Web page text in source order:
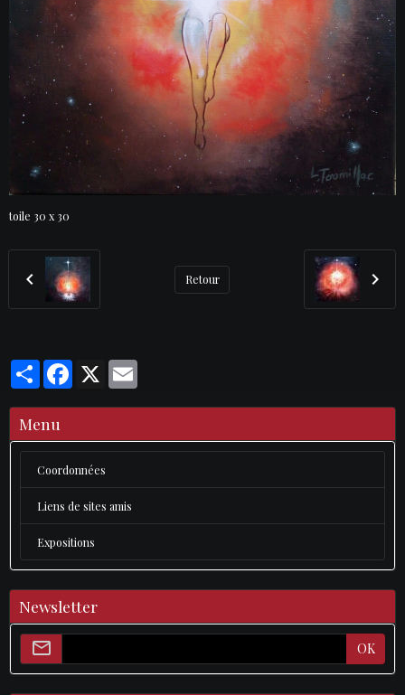
toile 30 x 30
Retour
PartagerFacebook
X
Menu
Coordonnées
Liens de sites amis
Expositions
Newsletter
OK